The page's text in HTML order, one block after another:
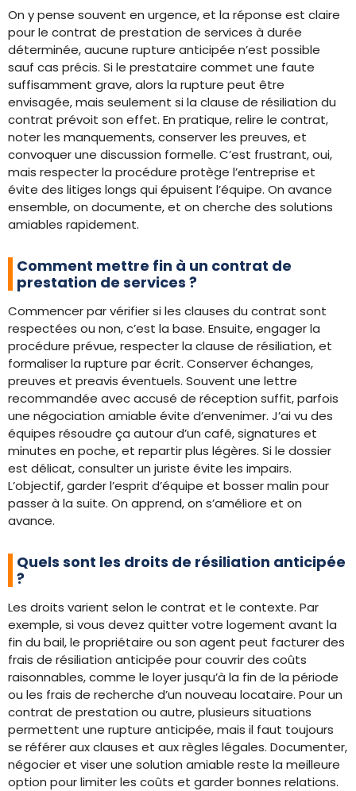
On y pense souvent en urgence, et la réponse est claire
pour le contrat de prestation de services à durée
déterminée, aucune rupture anticipée n’est possible
sauf cas précis. Si le prestataire commet une faute
suffisamment grave, alors la rupture peut être
envisagée, mais seulement si la clause de résiliation du
contrat prévoit son effet. En pratique, relire le contrat,
noter les manquements, conserver les preuves, et
convoquer une discussion formelle. C’est frustrant, oui,
mais respecter la procédure protège l’entreprise et
évite des litiges longs qui épuisent l’équipe. On avance
ensemble, on documente, et on cherche des solutions
amiables rapidement.
Comment mettre fin à un contrat de
prestation de services ?
Commencer par vérifier si les clauses du contrat sont
respectées ou non, c’est la base. Ensuite, engager la
procédure prévue, respecter la clause de résiliation, et
formaliser la rupture par écrit. Conserver échanges,
preuves et preavis éventuels. Souvent une lettre
recommandée avec accusé de réception suffit, parfois
une négociation amiable évite d’envenimer. J’ai vu des
équipes résoudre ça autour d’un café, signatures et
minutes en poche, et repartir plus légères. Si le dossier
est délicat, consulter un juriste évite les impairs.
L’objectif, garder l’esprit d’équipe et bosser malin pour
passer à la suite. On apprend, on s’améliore et on
avance.
Quels sont les droits de résiliation anticipée
?
Les droits varient selon le contrat et le contexte. Par
exemple, si vous devez quitter votre logement avant la
fin du bail, le propriétaire ou son agent peut facturer des
frais de résiliation anticipée pour couvrir des coûts
raisonnables, comme le loyer jusqu’à la fin de la période
ou les frais de recherche d’un nouveau locataire. Pour un
contrat de prestation ou autre, plusieurs situations
permettent une rupture anticipée, mais il faut toujours
se référer aux clauses et aux règles légales. Documenter,
négocier et viser une solution amiable reste la meilleure
option pour limiter les coûts et garder bonnes relations.